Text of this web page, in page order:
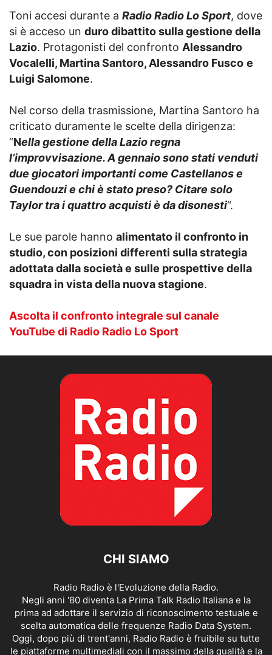
Toni accesi durante a Radio Radio Lo Sport, dove
si è acceso un duro dibattito sulla gestione della
Lazio. Protagonisti del confronto Alessandro
Vocalelli, Martina Santoro, Alessandro Fusco e
Luigi Salomone.
Nel corso della trasmissione, Martina Santoro ha
criticato duramente le scelte della dirigenza:
“Nella gestione della Lazio regna
l’improvvisazione. A gennaio sono stati venduti
due giocatori importanti come Castellanos e
Guendouzi e chi è stato preso? Citare solo
Taylor tra i quattro acquisti è da disonesti“.
Le sue parole hanno alimentato il confronto in
studio, con posizioni differenti sulla strategia
adottata dalla società e sulle prospettive della
squadra in vista della nuova stagione.
Ascolta il confronto integrale sul canale
YouTube di Radio Radio Lo Sport
CHI SIAMO
Radio Radio è l'Evoluzione della Radio.
Negli anni '80 diventa La Prima Talk Radio Italiana e la
prima ad adottare il servizio di riconoscimento testuale e
scelta automatica delle frequenze Radio Data System.
Oggi, dopo più di trent'anni, Radio Radio è fruibile su tutte
le piattaforme multimediali con il massimo della qualità e la